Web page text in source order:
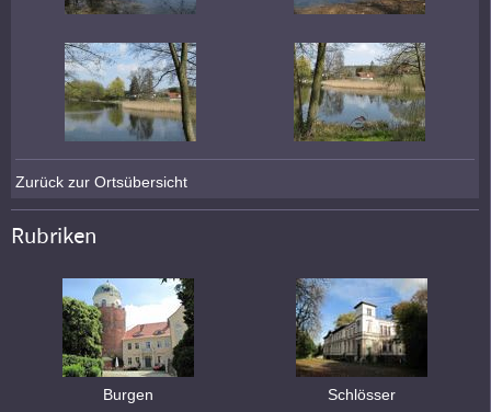
Zurück zur Ortsübersicht
Rubriken
Burgen Schlösser